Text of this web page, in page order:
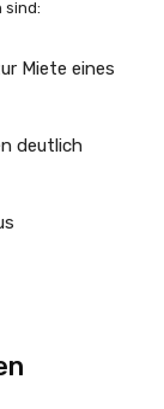
sind:
Miete eines
deutlich